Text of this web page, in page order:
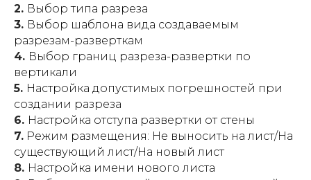
2. Выбор типа разреза
3. Выбор шаблона вида создаваемым
разрезам-разверткам
4. Выбор границ разреза-развертки по
вертикали
5. Настройка допустимых погрешностей при
создании разреза
6. Настройка отступа развертки от стены
7. Режим размещения: Не выносить на лист/На
существующий лист/На новый лист
8. Настройка имени нового листа